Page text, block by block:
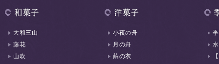
大和三山
藤花
山吹
小夜の舟
月の舟
繭の衣